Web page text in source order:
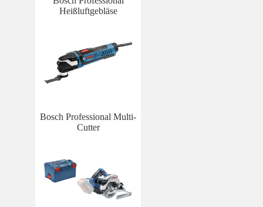
Heißluftgebläse
Bosch Professional Multi-
Cutter